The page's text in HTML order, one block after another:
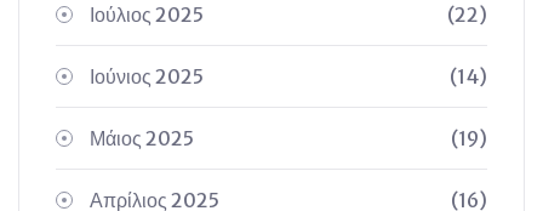
Ιούλιος 2025 (22)
Ιούνιος 2025 (14)
Μάιος 2025 (19)
Απρίλιος 2025 (16)